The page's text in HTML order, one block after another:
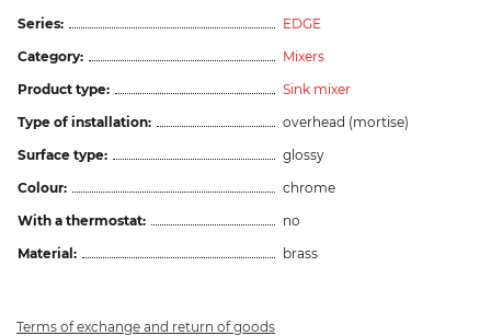
Series:
EDGE
Category:
Mixers
Product type:
Sink mixer
Type of installation:
overhead (mortise)
Surface type:
glossy
Colour:
chrome
With a thermostat:
no
Material:
brass
Terms of exchange and return of goods